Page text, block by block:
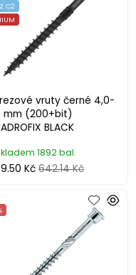
vruty černé 4,0-
mm (200+bit)
BLACK
C2
1892 bal.
Kč 642.14 Kč